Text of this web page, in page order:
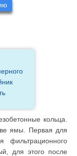
кольца.
ямы. Первая для
фильтрационного
для этого после